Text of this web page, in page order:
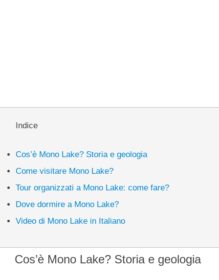
Indice
Cos’è Mono Lake? Storia e geologia
Come visitare Mono Lake?
Tour organizzati a Mono Lake: come fare?
Dove dormire a Mono Lake?
Video di Mono Lake in Italiano
Cos’è Mono Lake? Storia e geologia